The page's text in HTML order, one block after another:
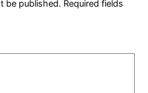
be published. Required fields